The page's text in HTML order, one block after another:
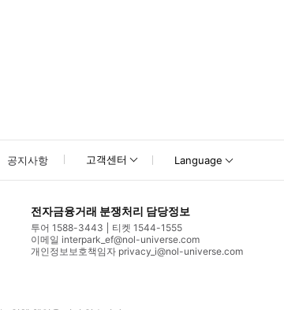
공지사항 고객센터 Language
전자금융거래 분쟁처리 담당정보
투어 1588-3443
티켓 1544-1555
이메일 interpark_ef@nol-universe.com
개인정보보호책임자 privacy_i@nol-universe.com